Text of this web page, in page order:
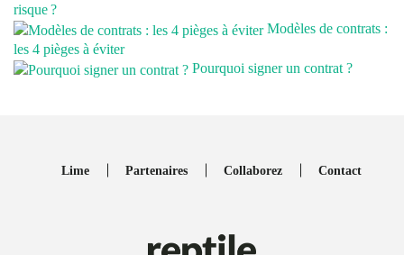
risque ?
Modèles de contrats :
les 4 pièges à éviter
Pourquoi signer un contrat ?
Lime Partenaires Collaborez Contact